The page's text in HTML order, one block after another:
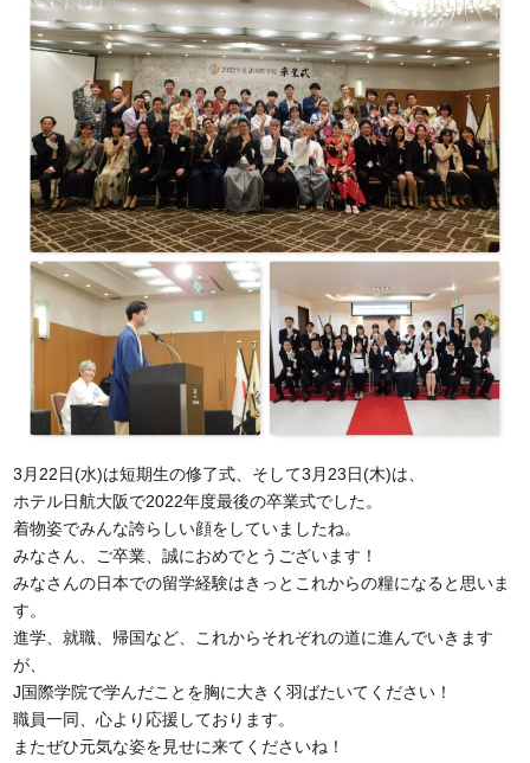
3月22日(水)は短期生の修了式、そして3月23日(木)は、
ホテル日航大阪で2022年度最後の卒業式でした。
着物姿でみんな誇らしい顔をしていましたね。
みなさん、ご卒業、誠におめでとうございます！
みなさんの日本での留学経験はきっとこれからの糧になると思いま
す。
進学、就職、帰国など、これからそれぞれの道に進んでいきます
が、
J国際学院で学んだことを胸に大きく羽ばたいてください！
職員一同、心より応援しております。
またぜひ元気な姿を見せに来てくださいね！